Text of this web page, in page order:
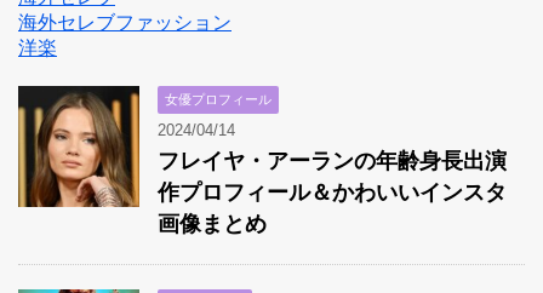
海外セレブファッション
洋楽
女優プロフィール
2024/04/14
フレイヤ・アーランの年齢身長出演
作プロフィール＆かわいいインスタ
画像まとめ